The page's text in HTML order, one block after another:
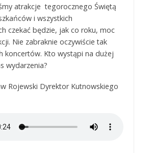
atrakcje tegorocznego Świętą
i wszystkich
czekać będzie, jak co roku, moc
Nie zabraknie oczywiście tak
koncertów. Kto wystąpi na dużej
wydarzenia?
Rojewski Dyrektor Kutnowskiego